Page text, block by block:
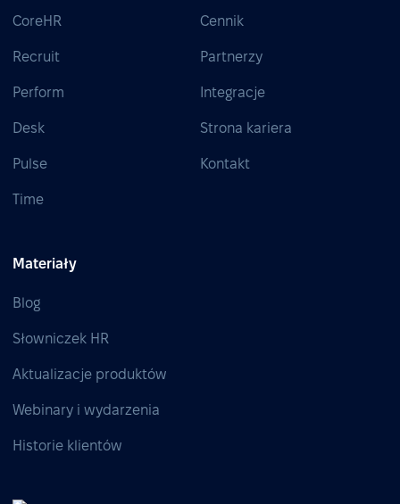
CoreHR
Recruit
Perform
Desk
Pulse
Time
Cennik
Partnerzy
Integracje
Strona kariera
Kontakt
Materiały
Blog
Słowniczek HR
Aktualizacje produktów
Webinary i wydarzenia
Historie klientów